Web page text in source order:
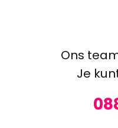
Ons
Je